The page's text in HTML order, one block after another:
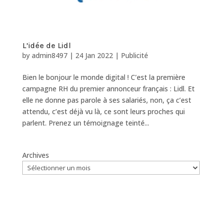
L’idée de Lidl
by admin8497| 24 Jan 2022| Publicité
Bien le bonjour le monde digital ! C’est la première
campagne RH du premier annonceur français : Lidl. Et
elle ne donne pas parole à ses salariés, non, ça c’est
attendu, c’est déjà vu là, ce sont leurs proches qui
parlent. Prenez un témoignage teinté...
Archives